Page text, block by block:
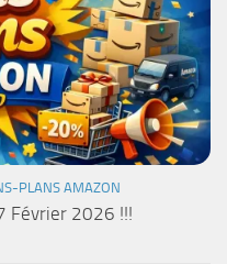
PLANS AMAZON
Février 2026 !!!